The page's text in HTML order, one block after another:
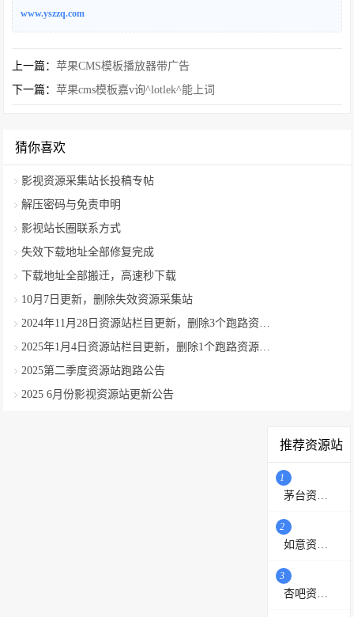
www.yszzq.com
上一篇：苹果CMS模板播放器带广告
下一篇：苹果cms模板嘉v询^lotlek^能上词
猜你喜欢
影视资源采集站长投稿专帖
解压密码与免责申明
影视站长圈联系方式
失效下载地址全部修复完成
下载地址全部搬迁，高速秒下载
10月7日更新，删除失效资源采集站
2025第二季度资源站跑路公告
2025 6月份影视资源站更新公告
推荐资源站
1
2
3